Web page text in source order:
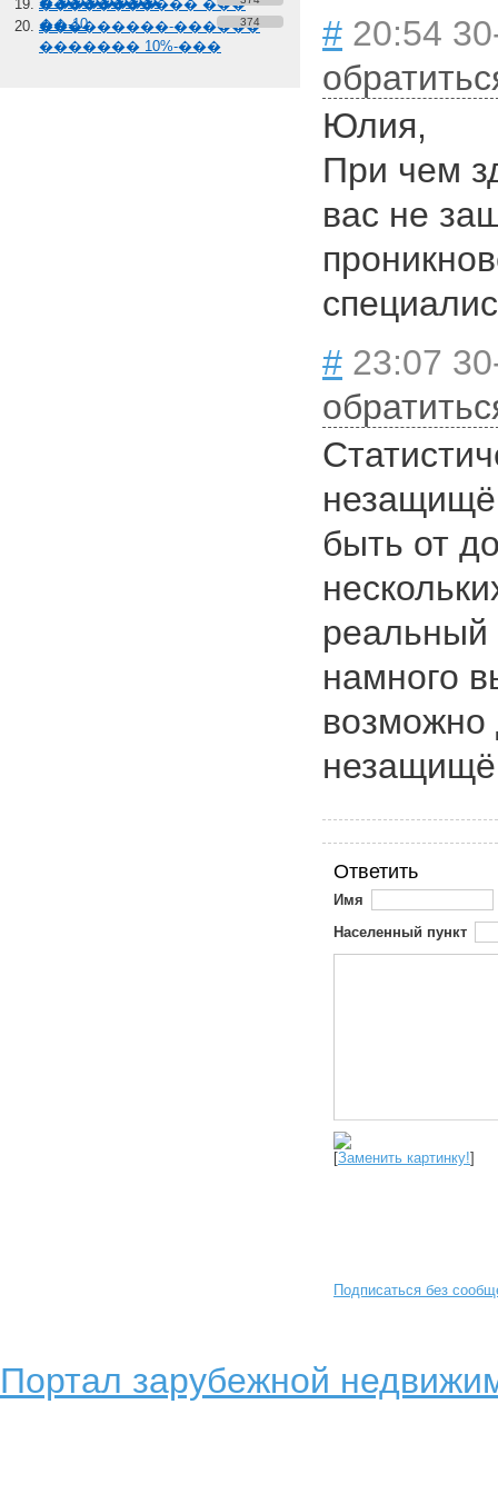
����������� ���
��-10
���������-������
������� 10%-���
374 # 20:54
Юлия,
При чем
вас не
# 23:07
быть от
реальный
намного
Ответить
Имя
Населенный пункт
[Заменить картинку!]
Подписаться без
Портал зарубежной